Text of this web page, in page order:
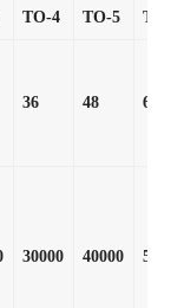
ТО-4 ТО-5
36 48 60
30000 40000